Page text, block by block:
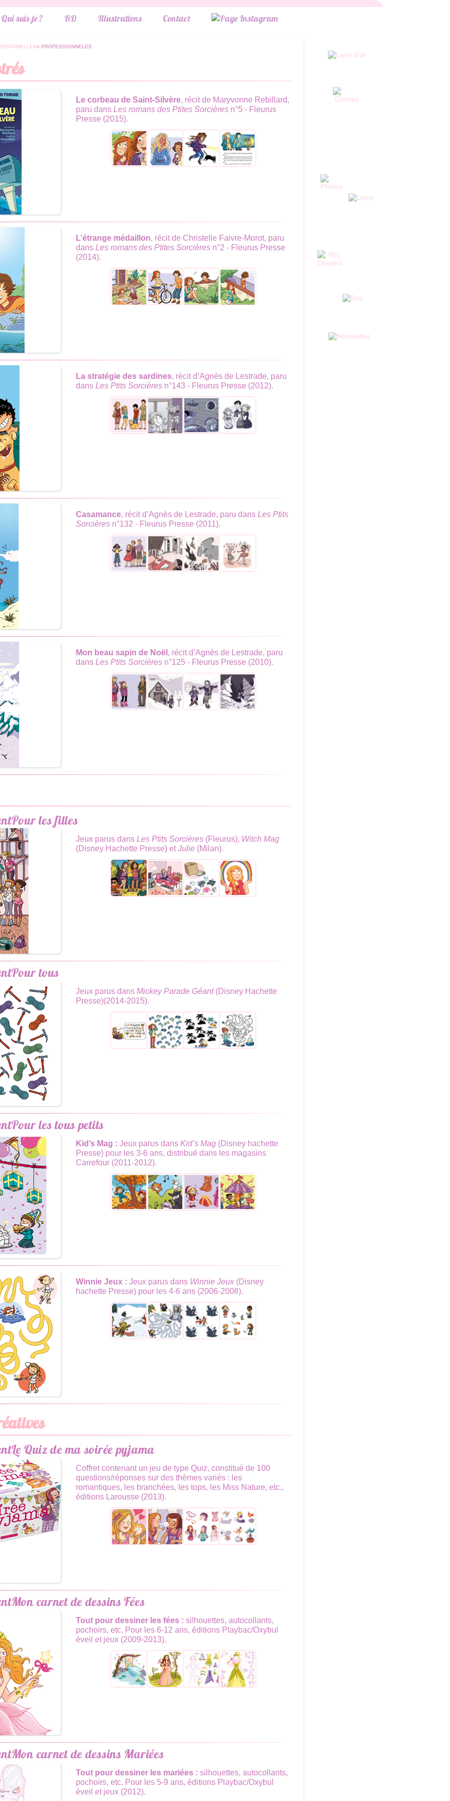
Qui suis-je ? BD Illustrations Contact
» PROFESSIONNELES
Le corbeau de Saint-Silvère, récit de Maryvonne Rebillard,
paru dans Les romans des Ptites Sorcières n°5 - Fleurus
Presse (2015).
L’étrange médaillon, récit de Christelle Faivre-Morot, paru
dans Les romans des Ptites Sorcières n°2 - Fleurus Presse
(2014).
La stratégie des sardines, récit d’Agnès de Lestrade, paru
dans Les Ptits Sorcières n°143 - Fleurus Presse (2012).
Casamance, récit d’Agnès de Lestrade, paru dans Les Ptits
Sorcières n°132 - Fleurus Presse (2011).
Mon beau sapin de Noël , récit d’Agnès de Lestrade, paru
dans Les Ptits Sorcières n°125 - Fleurus Presse (2010).
Pour les filles
Jeux parus dans Les Ptits Sorcières (Fleurus), Witch Mag
(Disney Hachette Presse) etJulie (Milan).
Pour tous
Jeux parus dans Mickey Parade Géant(Disney Hachette
Presse)(2014-2015).
Pour les tous petits
Kid’s Mag : Jeux parus dans Kid’s Mag (Disney hachette
Presse) pour les 3-6 ans, distribué dans les magasins
Carrefour (2011-2012).
Winnie Jeux : Jeux parus dans Winnie Jeux (Disney
hachette Presse) pour les 4-6 ans (2006-2008).
Le Quiz de ma soirée pyjama
Coffret contenant un jeu de type Quiz, constitué de 100
questions/réponses sur des thèmes variés : les
romantiques, les branchées, les tops, les Miss Nature, etc.,
éditions Larousse (2013).
Mon carnet de dessins Fées
Tout pour dessiner les fées : silhouettes, autocollants,
pochoirs, etc. Pour les 6-12 ans, éditions Playbac/Oxybul
éveil et jeux (2009-2013).
Mon carnet de dessins Mariées
Tout pour dessiner les mariées : silhouettes, autocollants,
pochoirs, etc. Pour les 5-9 ans, éditions Playbac/Oxybul
éveil et jeux (2012).